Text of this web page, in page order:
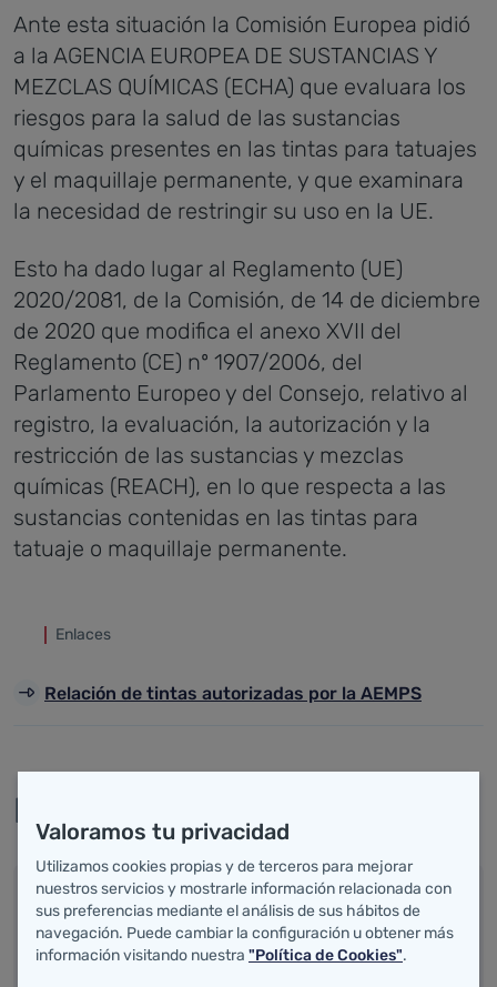
Ante esta situación la Comisión Europea pidió
a la AGENCIA EUROPEA DE SUSTANCIAS Y
MEZCLAS QUÍMICAS (ECHA) que evaluara los
riesgos para la salud de las sustancias
químicas presentes en las tintas para tatuajes
y el maquillaje permanente, y que examinara
la necesidad de restringir su uso en la UE.
Esto ha dado lugar al Reglamento (UE)
2020/2081, de la Comisión, de 14 de diciembre
de 2020 que modifica el anexo XVII del
Reglamento (CE) nº 1907/2006, del
Parlamento Europeo y del Consejo, relativo al
registro, la evaluación, la autorización y la
restricción de las sustancias y mezclas
químicas (REACH), en lo que respecta a las
sustancias contenidas en las tintas para
tatuaje o maquillaje permanente.
Enlaces
Relación de tintas autorizadas por la AEMPS
Recursos
Documentos para descargar
REQUISITOS QUE DEBE CUMPLIR UN CENTRO DE
Valoramos tu privacidad
Utilizamos cookies propias y de terceros para mejorar
nuestros servicios y mostrarle información relacionada con
sus preferencias mediante el análisis de sus hábitos de
navegación. Puede cambiar la configuración u obtener más
información visitando nuestra "Política de Cookies".